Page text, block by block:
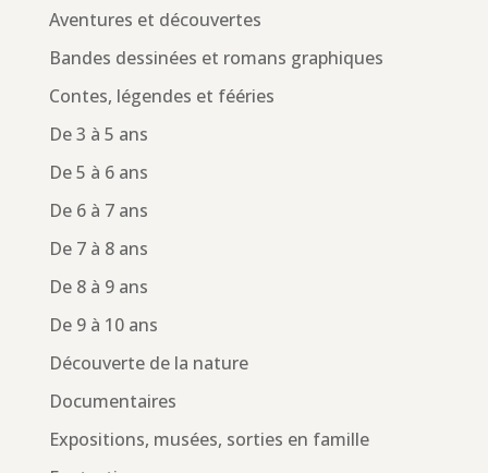
Aventures et découvertes
Bandes dessinées et romans graphiques
Contes, légendes et fééries
De 3 à 5 ans
De 5 à 6 ans
De 6 à 7 ans
De 7 à 8 ans
De 8 à 9 ans
De 9 à 10 ans
Découverte de la nature
Documentaires
Expositions, musées, sorties en famille